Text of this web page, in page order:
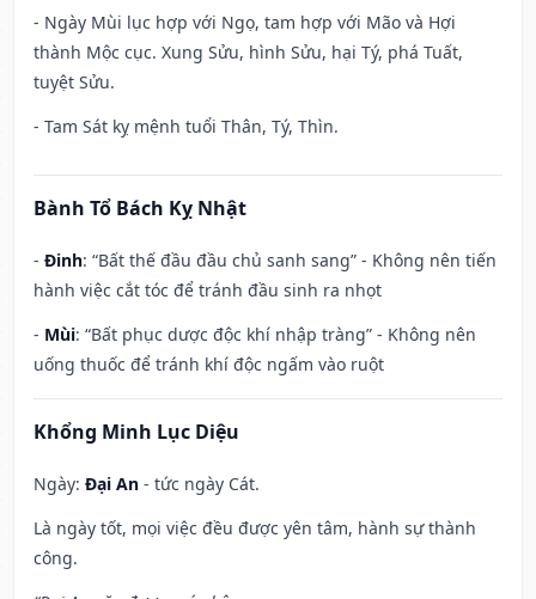
- Ngày Mùi lục hợp với Ngọ, tam hợp với Mão và Hợi
thành Mộc cục. Xung Sửu, hình Sửu, hại Tý, phá Tuất,
tuyệt Sửu.
- Tam Sát kỵ mệnh tuổi Thân, Tý, Thìn.
Bành Tổ Bách Kỵ Nhật
- Đinh: “Bất thế đầu đầu chủ sanh sang” - Không nên tiến
hành việc cắt tóc để tránh đầu sinh ra nhọt
- Mùi: “Bất phục dược độc khí nhập tràng” - Không nên
uống thuốc để tránh khí độc ngấm vào ruột
Khổng Minh Lục Diệu
Ngày: Đại An - tức ngày Cát.
Là ngày tốt, mọi việc đều được yên tâm, hành sự thành
công.